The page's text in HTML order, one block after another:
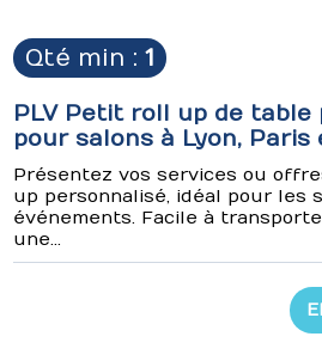
Qté min :1
PLV Petit roll up de table
pour salons à Lyon, Paris
Présentez vos services ou
up personnalisé, idéal pour les
événements. Facile à
une...